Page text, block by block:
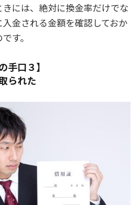
には、絶対に換金率だけでな
金される金額を確認しておか
す。
手口３】
られた